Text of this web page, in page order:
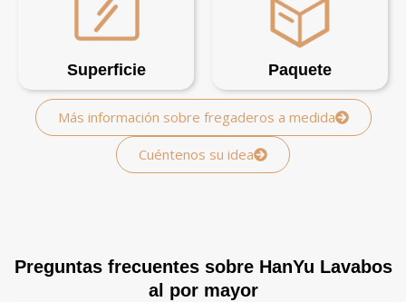
Superficie Paquete
Más información sobre fregaderos a medida
Cuéntenos su idea
Preguntas frecuentes sobre HanYu Lavabos
al por mayor